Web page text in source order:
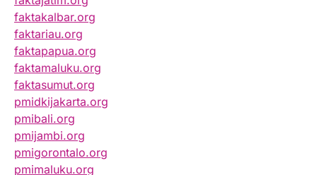
faktakalbar.org
faktariau.org
faktapapua.org
faktamaluku.org
faktasumut.org
pmidkijakarta.org
pmibali.org
pmijambi.org
pmigorontalo.org
pmimaluku.org